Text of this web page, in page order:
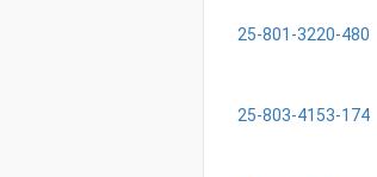
25-801-3220-480
25-803-4153-174